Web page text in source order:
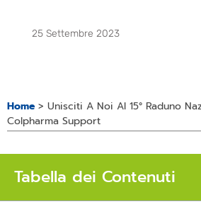
25 Settembre 2023
Home > Unisciti A Noi Al 15° Raduno
Colpharma Support
Tabella dei Contenuti